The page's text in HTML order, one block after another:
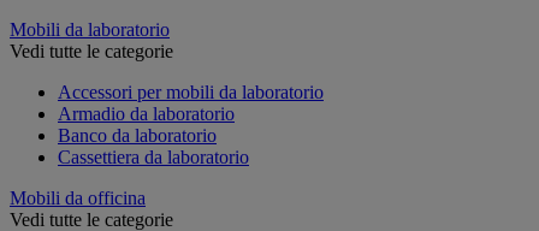
Mobili da laboratorio
Vedi tutte le categorie
Accessori per mobili da laboratorio
Armadio da laboratorio
Banco da laboratorio
Cassettiera da laboratorio
Mobili da officina
Vedi tutte le categorie